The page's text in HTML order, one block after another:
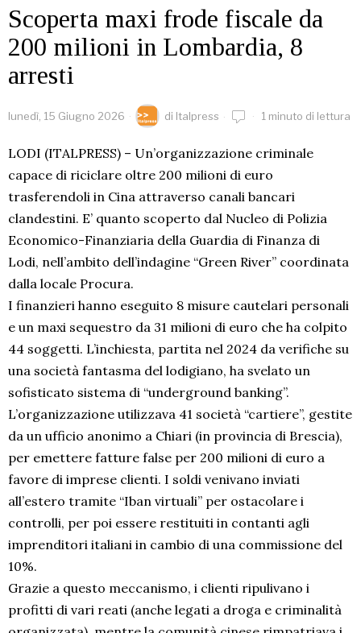
Scoperta maxi frode fiscale da
200 milioni in Lombardia, 8
arresti
lunedì, 15 Giugno 2026 di Italpress 1 minuto di lettura
LODI (ITALPRESS) – Un’organizzazione criminale
capace di riciclare oltre 200 milioni di euro
trasferendoli in Cina attraverso canali bancari
clandestini. E’ quanto scoperto dal Nucleo di Polizia
Economico-Finanziaria della Guardia di Finanza di
Lodi, nell’ambito dell’indagine “Green River” coordinata
dalla locale Procura.
I finanzieri hanno eseguito 8 misure cautelari personali
e un maxi sequestro da 31 milioni di euro che ha colpito
44 soggetti. L’inchiesta, partita nel 2024 da verifiche su
una società fantasma del lodigiano, ha svelato un
sofisticato sistema di “underground banking”.
L’organizzazione utilizzava 41 società “cartiere”, gestite
da un ufficio anonimo a Chiari (in provincia di Brescia),
per emettere fatture false per 200 milioni di euro a
favore di imprese clienti. I soldi venivano inviati
all’estero tramite “Iban virtuali” per ostacolare i
controlli, per poi essere restituiti in contanti agli
imprenditori italiani in cambio di una commissione del
10%.
Grazie a questo meccanismo, i clienti ripulivano i
profitti di vari reati (anche legati a droga e criminalità